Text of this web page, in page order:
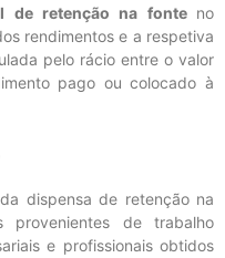
de retenção na fonte no
rendimentos e a respetiva
pelo rácio entre o valor
pago ou colocado à
dispensa de retenção na
provenientes de trabalho
e profissionais obtidos